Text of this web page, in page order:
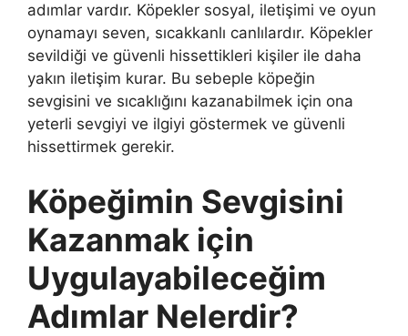
adımlar vardır. Köpekler sosyal, iletişimi ve oyun
oynamayı seven, sıcakkanlı canlılardır. Köpekler
sevildiği ve güvenli hissettikleri kişiler ile daha
yakın iletişim kurar. Bu sebeple köpeğin
sevgisini ve sıcaklığını kazanabilmek için ona
yeterli sevgiyi ve ilgiyi göstermek ve güvenli
hissettirmek gerekir.
Köpeğimin Sevgisini
Kazanmak için
Uygulayabileceğim
Adımlar Nelerdir?